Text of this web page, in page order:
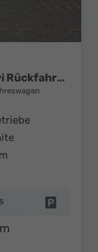
1.2 MPI N-Line / LED Tempomat Navi Rückfahrkamera Alu 17"